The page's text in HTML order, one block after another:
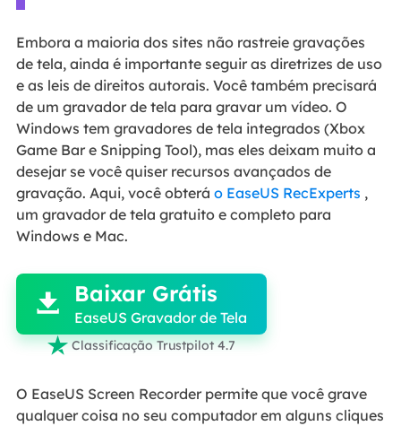
Embora a maioria dos sites não rastreie gravações
de tela, ainda é importante seguir as diretrizes de uso
e as leis de direitos autorais. Você também precisará
de um gravador de tela para gravar um vídeo. O
Windows tem gravadores de tela integrados (Xbox
Game Bar e Snipping Tool), mas eles deixam muito a
desejar se você quiser recursos avançados de
gravação. Aqui, você obterá o EaseUS RecExperts ,
um gravador de tela gratuito e completo para
Windows e Mac.

 Baixar Grátis
EaseUS Gravador de Tela
 Classificação Trustpilot 4.7
O EaseUS Screen Recorder permite que você grave
qualquer coisa no seu computador em alguns cliques